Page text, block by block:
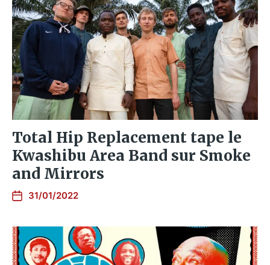
Total Hip Replacement tape le
Kwashibu Area Band sur Smoke
and Mirrors
31/01/2022